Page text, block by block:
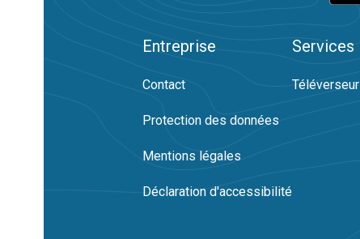
Entreprise
Contact
Protection des données
Mentions légales
Déclaration d'accessibilité
Services
Téléverseur